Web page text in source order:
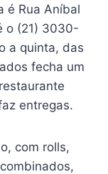
é Rua Aníbal
o (21) 3030-
a quinta, das
fecha um
entregas.
com rolls,